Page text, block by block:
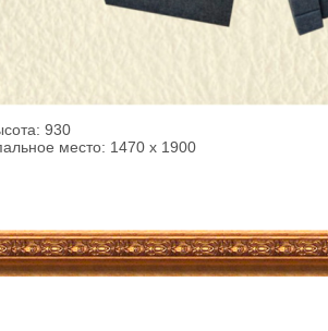
930
место: 1470 х 1900